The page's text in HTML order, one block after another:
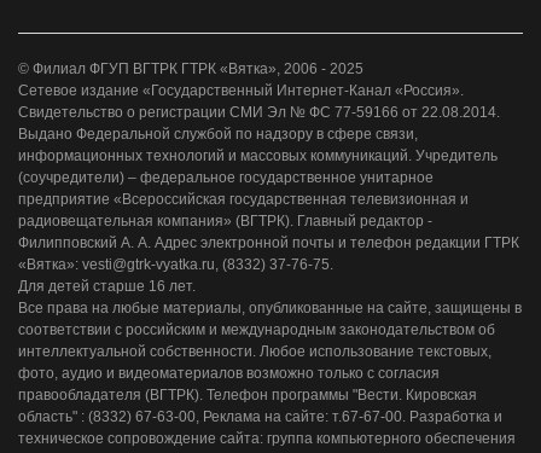
© Филиал ФГУП ВГТРК ГТРК «Вятка», 2006 - 2025
Сетевое издание «Государственный Интернет-Канал «Россия».
Свидетельство о регистрации СМИ Эл № ФС 77-59166 от 22.08.2014.
Выдано Федеральной службой по надзору в сфере связи,
информационных технологий и массовых коммуникаций. Учредитель
(соучредители) – федеральное государственное унитарное
предприятие «Всероссийская государственная телевизионная и
радиовещательная компания» (ВГТРК). Главный редактор -
Филипповский А. А. Адрес электронной почты и телефон редакции ГТРК
«Вятка»: vesti@gtrk-vyatka.ru, (8332) 37-76-75.
Для детей старше 16 лет.
Все права на любые материалы, опубликованные на сайте, защищены в
соответствии с российским и международным законодательством об
интеллектуальной собственности. Любое использование текстовых,
фото, аудио и видеоматериалов возможно только с согласия
правообладателя (ВГТРК). Телефон программы "Вести. Кировская
область" : (8332) 67-63-00, Реклама на сайте: т.67-67-00. Разработка и
техническое сопровождение сайта: группа компьютерного обеспечения